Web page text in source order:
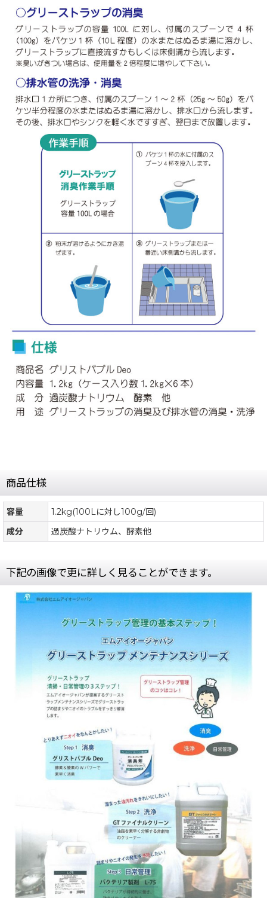
商品仕様
容量
1.2kg(100Lに対し100g/回)
成分
過炭酸ナトリウム、酵素他
下記の画像で更に詳しく見ることができます。